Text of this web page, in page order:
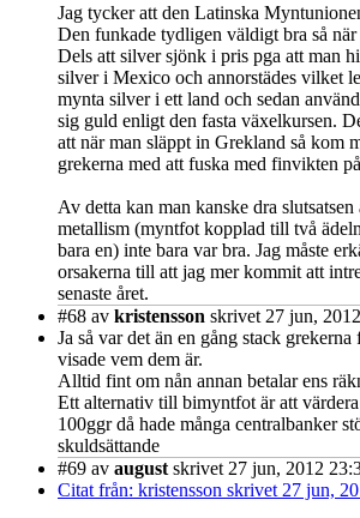
Jag tycker att den Latinska
Den funkade tydligen väldigt bra så
Dels att silver sjönk i pris pga att man
silver i Mexico och annorstädes vilket
mynta silver i ett land och sedan
sig guld enligt den fasta växelkursen.
att när man släppt in Grekland så kom
grekerna med att fuska med finvikten
Av detta kan man kanske dra
metallism (myntfot kopplad till två
bara en) inte bara var bra. Jag måste
orsakerna till att jag mer kommit att
senaste året.
#68 av kristensson skrivet 27 jun,
Ja så var det än en gång stack
visade vem dem är.
Alltid fint om nån annan betalar ens
Ett alternativ till bimyntfot är att
100ggr då hade många centralbanker
skuldsättande
#69 av august skrivet 27 jun, 2012
Citat från: kristensson skrivet 27 jun,